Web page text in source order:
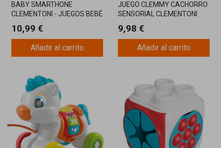
BABY SMARTHONE
CLEMENTONI - JUEGOS BEBÉ
10,99 €
Añadir al carrito
JUEGO CLEMMY CACHORRO
SENSORIAL CLEMENTONI
9,98 €
Añadir al carrito